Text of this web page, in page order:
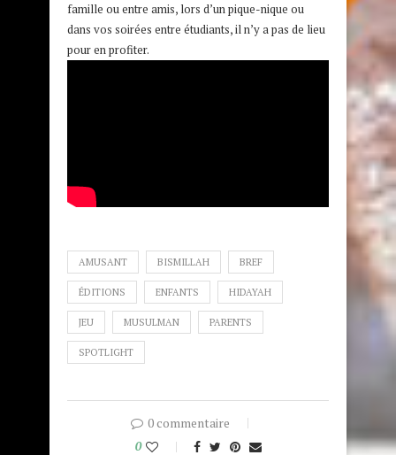
famille ou entre amis, lors d’un pique-nique ou
dans vos soirées entre étudiants, il n’y a pas de lieu
pour en profiter.
AMUSANT BISMILLAH BREF
ÉDITIONS ENFANTS HIDAYAH
JEU MUSULMAN PARENTS
SPOTLIGHT
0 commentaire
0